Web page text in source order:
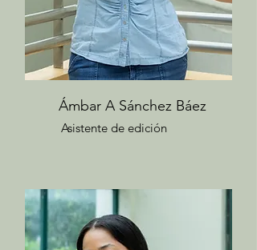
​Ámbar A Sánchez Báez
Asistente de edición